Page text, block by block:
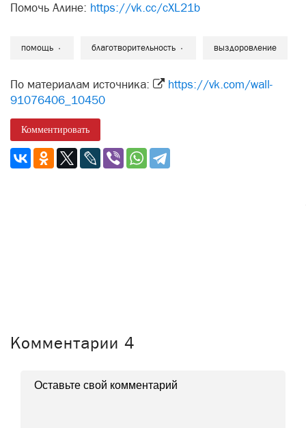
Помочь Алине: https://vk.cc/cXL21b
помощь благотворительность выздоровление
По материалам источника:
https://vk.com/wall-
91076406_10450
Комментировать
Комментарии 4